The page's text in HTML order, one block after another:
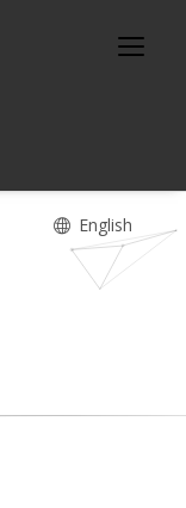
English